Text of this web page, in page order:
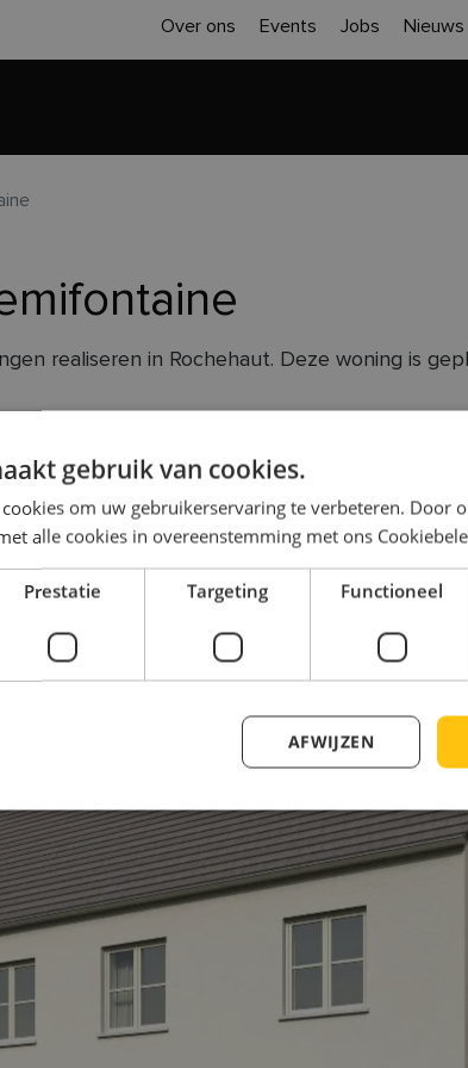
Over ons Events Jobs Nieuws
realiseren in Rochehaut. Deze woning is
Met drie verdiepen zijn het ruime
ook perfect mogelijk is met ons modulair
gebruik van cookies.
om uw gebruikerservaring te verbeteren. Door
alle cookies in overeenstemming met ons
Prestatie Targeting Functioneel
AFWIJZEN